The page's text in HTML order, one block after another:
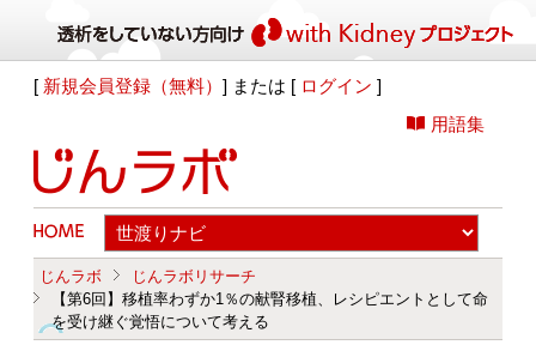
[ 新規会員登録（無料）] または [ ログイン ]
用語集
じんラボ
じんラボリサーチ
【第6回】移植率わずか1％の献腎移植、レシピエントとして命
を受け継ぐ覚悟について考える